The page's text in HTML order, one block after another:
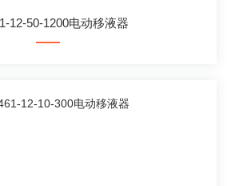
12-50-1200电动移液器